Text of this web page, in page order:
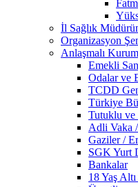
İl Sağlık
Organizasyon
Anlaşmalı
Emekli
Odalar ve
TCDD
Türkiye
Tutuklu
Adli Vaka /
Gaziler /
SGK Yurt
Bankalar
18 Yaş